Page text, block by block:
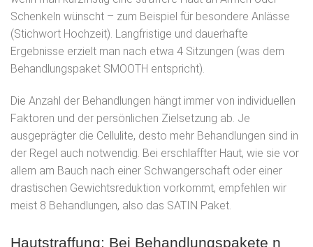
Schenkeln wünscht – zum Beispiel für besondere Anlässe
(Stichwort Hochzeit). Langfristige und dauerhafte
Ergebnisse erzielt man nach etwa 4 Sitzungen (was dem
Behandlungspaket SMOOTH entspricht).
Die Anzahl der Behandlungen hängt immer von individuellen
Faktoren und der persönlichen Zielsetzung ab. Je
ausgeprägter die Cellulite, desto mehr Behandlungen sind in
der Regel auch notwendig. Bei erschlaffter Haut, wie sie vor
allem am Bauch nach einer Schwangerschaft oder einer
drastischen Gewichtsreduktion vorkommt, empfehlen wir
meist 8 Behandlungen, also das SATIN Paket.
Hautstraffung: Bei Behandlungspakete n